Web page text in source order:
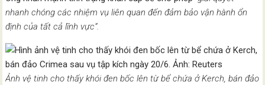
nhanh chóng các nhiệm vụ liên quan đến đảm bảo vận hành ổn
định của tất cả lĩnh vực”.
Ảnh vệ tinh cho thấy khói đen bốc lên từ bể chứa ở Kerch, bán đảo